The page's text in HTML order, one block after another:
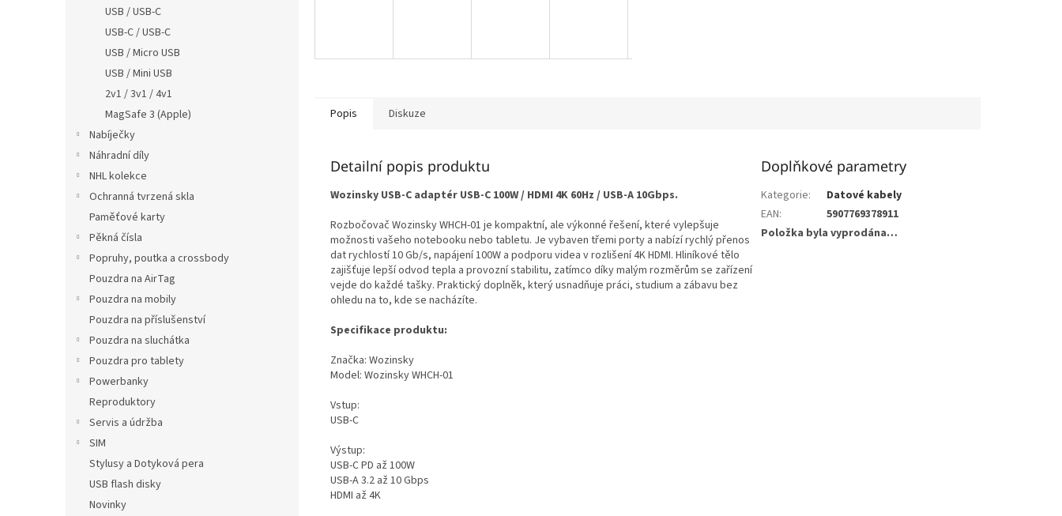
USB / USB-C
USB-C / USB-C
USB / Micro USB
USB / Mini USB
2v1 / 3v1 / 4v1
MagSafe 3 (Apple)
Nabíječky
Náhradní díly
NHL kolekce
Ochranná tvrzená skla
Paměťové karty
Pěkná čísla
Popruhy, poutka a crossbody
Pouzdra na AirTag
Pouzdra na mobily
Pouzdra na příslušenství
Pouzdra na sluchátka
Pouzdra pro tablety
Powerbanky
Reproduktory
Servis a údržba
SIM
Stylusy a Dotyková pera
USB flash disky
Novinky
Popis Diskuze
Detailní popis produktu
Wozinsky USB-C adaptér USB-C 100W / HDMI 4K 60Hz / USB-A 10Gbps.
Rozbočovač Wozinsky WHCH-01 je kompaktní, ale výkonné řešení, které vylepšuje
možnosti vašeho notebooku nebo tabletu. Je vybaven třemi porty a nabízí rychlý přenos
dat rychlostí 10 Gb/s, napájení 100W a podporu videa v rozlišení 4K HDMI. Hliníkové tělo
zajišťuje lepší odvod tepla a provozní stabilitu, zatímco díky malým rozměrům se zařízení
vejde do každé tašky. Praktický doplněk, který usnadňuje práci, studium a zábavu bez
ohledu na to, kde se nacházíte.
Specifikace produktu:
Značka: Wozinsky
Model: Wozinsky WHCH-01
Vstup:
USB-C
Výstup:
USB-C PD až 100W
USB-A 3.2 až 10 Gbps
HDMI až 4K
Doplňkové parametry
Kategorie:
Datové kabely
EAN:
5907769378911
Položka byla vyprodána…